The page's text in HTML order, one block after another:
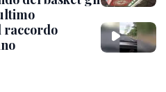
raccordo